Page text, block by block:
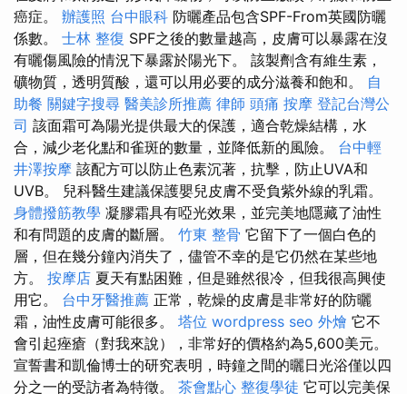
癌症。 辦護照 台中眼科 防曬產品包含SPF-From英國防曬
係數。 士林 整復 SPF之後的數量越高，皮膚可以暴露在沒
有曬傷風險的情況下暴露於陽光下。 該製劑含有維生素，
礦物質，透明質酸，還可以用必要的成分滋養和飽和。 自
助餐 關鍵字搜尋 醫美診所推薦 律師 頭痛 按摩 登記台灣公
司 該面霜可為陽光提供最大的保護，適合乾燥結構，水
合，減少老化點和雀斑的數量，並降低新的風險。 台中輕
井澤按摩 該配方可以防止色素沉著，抗擊，防止UVA和
UVB。 兒科醫生建議保護嬰兒皮膚不受負紫外線的乳霜。
身體撥筋教學 凝膠霜具有啞光效果，並完美地隱藏了油性
和有問題的皮膚的斷層。 竹東 整骨 它留下了一個白色的
層，但在幾分鐘內消失了，儘管不幸的是它仍然在某些地
方。 按摩店 夏天有點困難，但是雖然很冷，但我很高興使
用它。 台中牙醫推薦 正常，乾燥的皮膚是非常好的防曬
霜，油性皮膚可能很多。 塔位 wordpress seo 外燴 它不
會引起痤瘡（對我來說），非常好的價格約為5,600美元。
宣誓書和凱倫博士的研究表明，時鐘之間的曬日光浴僅以四
分之一的受訪者為特徵。 茶會點心 整復學徒 它可以完美保